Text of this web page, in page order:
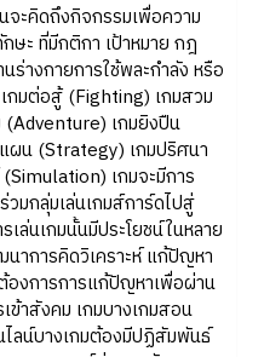
คิดถึงกิจกรรมเพื่อความ
ษะ ที่มีกติกา เป้าหมาย กฎ
างกายการใช้พละกำลัง หรือ
กมต่อสู้ (Fighting) เกมสวม
เกมยิงปืน
ผน (Strategy) เกมปริศนา
เกมจะมีการ
มกลุ่มเล่นเกมส์การ์ดไปสู่
ล่นเกมนั้นมีประโยชน์ในหลาย
าการคิดวิเคราะห์ แก้ปัญหา
องการการแก้ปัญหาเพื่อผ่าน
ข้าสังคม เกมบางเกมสอน
ไลน์บางเกมต้องมีปฏิสัมพันธ์